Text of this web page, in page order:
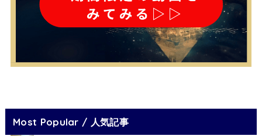
Most Popular / 人気記事